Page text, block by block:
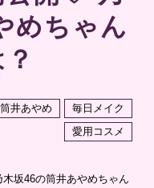
めちゃん
筒井あやめ
毎日メイク
愛用コスメ
坂46の筒井あやめちゃん